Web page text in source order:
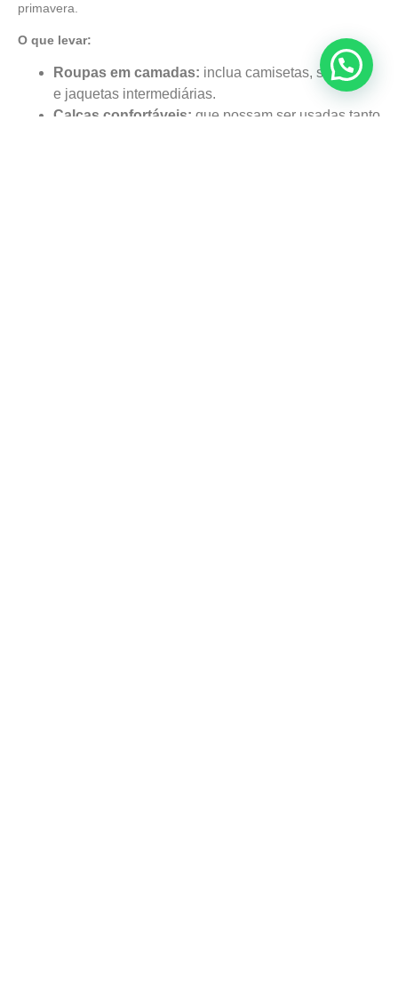
primavera.
O que levar:
Roupas em camadas: inclua camisetas, suéteres
e jaquetas intermediárias.
Calças confortáveis: que possam ser usadas tanto